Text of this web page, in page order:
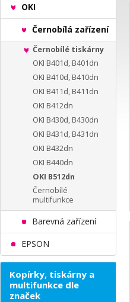
OKI
Černobílá zařízení
Černobílé tiskárny
OKI B401d, B401dn
OKI B410d, B410dn
OKI B411d, B411dn
OKI B412dn
OKI B430d, B430dn
OKI B431d, B431dn
OKI B432dn
OKI B440dn
OKI B512dn
Černobílé
multifunkce
Barevná zařízení
EPSON
Kopírky, tiskárny a
multifunkce dle
značek